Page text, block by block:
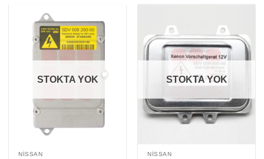
STOKTA YOK
NISSAN
STOKTA YOK
NISSAN